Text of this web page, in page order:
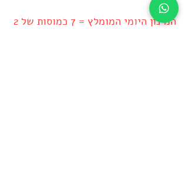
ה
מינון היומי המומלץ = 7 כמוסות של 2